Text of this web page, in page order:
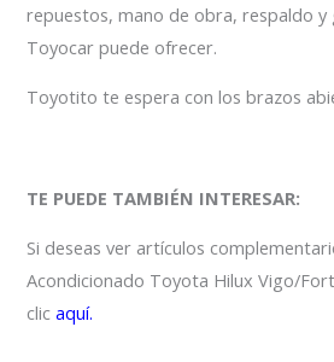
repuestos, mano de obra, respaldo y
Toyocar puede ofrecer.
Toyotito te espera con los brazos
TE PUEDE TAMBIÉN INTERESAR:
Si deseas ver artículos
Acondicionado Toyota Hilux Vigo/
clicaquí.